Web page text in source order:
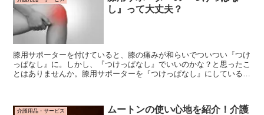
し』って大丈夫？
膝用サポーターを付けていると、膝の痛みが和らいでついつい『つけ
っぱなし』に。しかし、『つけっぱなし』でいいのかな？と思ったこ
とはありませんか。膝用サポーターを『つけっぱなし』にしている
介護用品・サービス
ムートンの使い心地を紹介！介護